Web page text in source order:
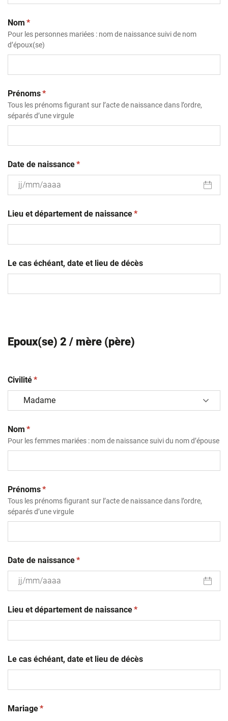
Nom (obligatoire)
*
Pour les personnes mariées : nom de naissance suivi de nom
d’époux(se)
Prénoms(obligatoire)
*
Tous les prénoms figurant sur l’acte de naissance dans l’ordre,
séparés d’une virgule
Date de naissance(obligatoire)
*
slash
MM
Lieu et département de naissance(obligatoire)
*
Le cas échéant, date et lieu de décès
Epoux(se) 2 / mère (père)
Civilité(obligatoire)
*
Nom (obligatoire)
*
Pour les femmes mariées : nom de naissance suivi du nom d’épouse
Prénoms(obligatoire)
*
Tous les prénoms figurant sur l’acte de naissance dans l’ordre,
séparés d’une virgule
Date de naissance(obligatoire)
*
slash
MM
Lieu et département de naissance(obligatoire)
*
Le cas échéant, date et lieu de décès
Mariage(obligatoire)
*